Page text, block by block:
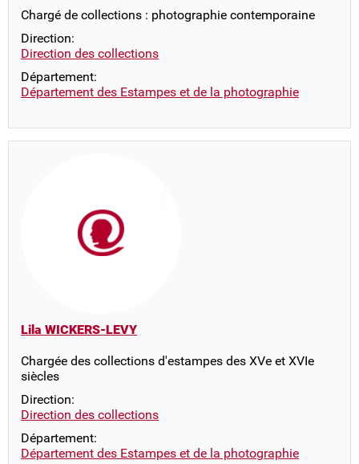
Chargé de collections : photographie contemporaine
Direction:
Direction des collections
Département:
Département des Estampes et de la photographie
Lila WICKERS-LEVY
Chargée des collections d'estampes des XVe et XVIe
siècles
Direction:
Direction des collections
Département:
Département des Estampes et de la photographie